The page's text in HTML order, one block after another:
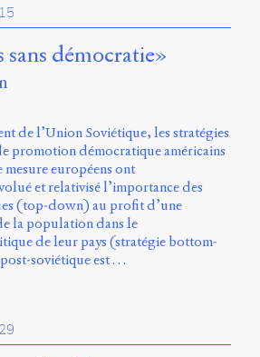
sans démocratie»
de l’Union Soviétique, les stratégies
promotion démocratique américains
européens ont
et relativisé l’importance des
(top-down) au profit d’une
la population dans le
de leur pays (stratégie bottom-
soviétique est …